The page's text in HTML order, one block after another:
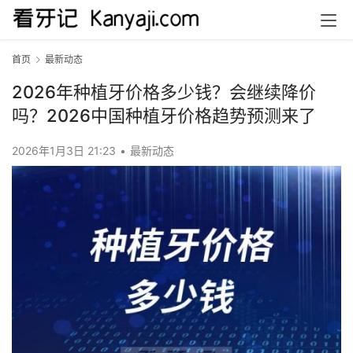
首页 最新动态
2026年种植牙价格多少钱？会继续降价
吗？2026中国种植牙价格趋势预测来了
2026年1月3日 21:23 • 最新动态